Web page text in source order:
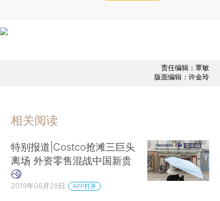
责任编辑：覃敏
版面编辑：许金玲
相关阅读
特别报道|Costco抢滩三巨头
离场 外资零售混战中国新贵
2019年06月29日 APP打开